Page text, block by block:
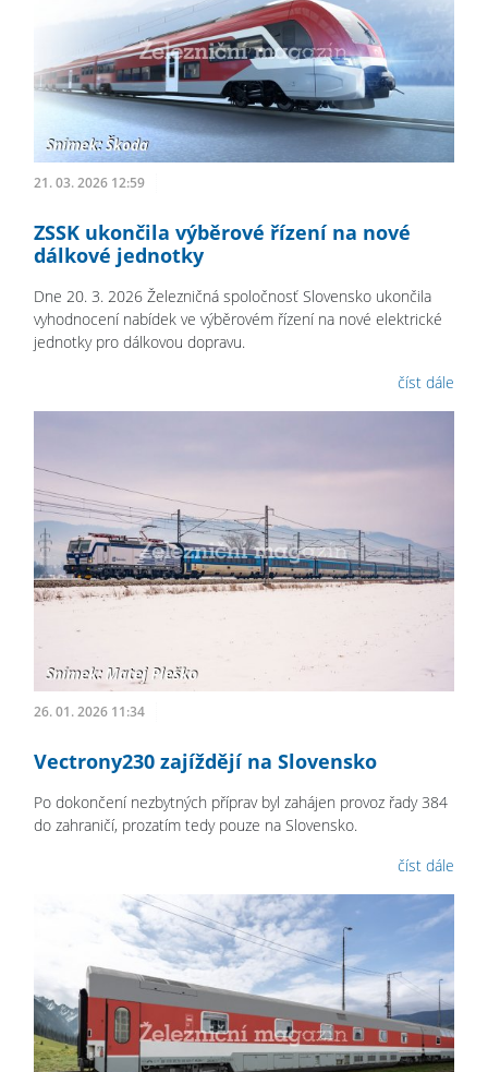
21. 03. 2026 12:59
ZSSK ukončila výběrové řízení na nové
dálkové jednotky
Dne 20. 3. 2026 Železničná spoločnosť Slovensko ukončila
vyhodnocení nabídek ve výběrovém řízení na nové elektrické
jednotky pro dálkovou dopravu.
číst dále
26. 01. 2026 11:34
Vectrony230 zajíždějí na Slovensko
Po dokončení nezbytných příprav byl zahájen provoz řady 384
do zahraničí, prozatím tedy pouze na Slovensko.
číst dále